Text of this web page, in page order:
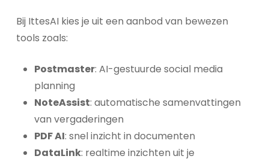
Bij IttesAI kies je uit een aanbod van bewezen
tools zoals:
Postmaster: AI-gestuurde social media
planning
NoteAssist: automatische samenvattingen
van vergaderingen
PDF AI: snel inzicht in documenten
DataLink: realtime inzichten uit je